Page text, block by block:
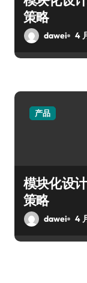
策略
dawei 4
产品
模块化设
策略
dawei 4